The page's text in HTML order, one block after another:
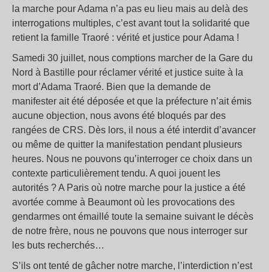
la marche pour Adama n’a pas eu lieu mais au delà des
interrogations multiples, c’est avant tout la solidarité que
retient la famille Traoré : vérité et justice pour Adama !
Samedi 30 juillet, nous comptions marcher de la Gare du
Nord à Bastille pour réclamer vérité et justice suite à la
mort d’Adama Traoré. Bien que la demande de
manifester ait été déposée et que la préfecture n’ait émis
aucune objection, nous avons été bloqués par des
rangées de CRS. Dès lors, il nous a été interdit d’avancer
ou même de quitter la manifestation pendant plusieurs
heures. Nous ne pouvons qu’interroger ce choix dans un
contexte particulièrement tendu. A quoi jouent les
autorités ? A Paris où notre marche pour la justice a été
avortée comme à Beaumont où les provocations des
gendarmes ont émaillé toute la semaine suivant le décès
de notre frère, nous ne pouvons que nous interroger sur
les buts recherchés…
S’ils ont tenté de gâcher notre marche, l’interdiction n’est